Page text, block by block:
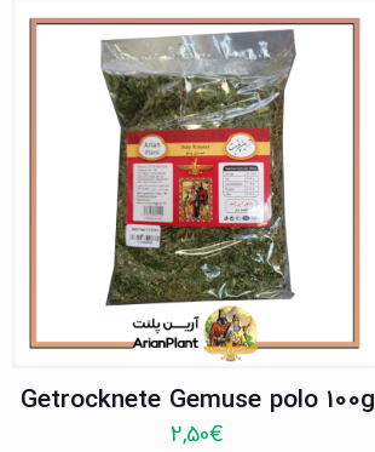
Getrocknete Gemuse polo 100g
2,50€